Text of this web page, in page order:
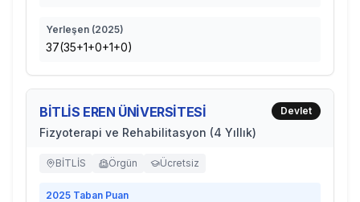
Yerleşen (2025)
37(35+1+0+1+0)
BİTLİS EREN ÜNİVERSİTESİ
Fizyoterapi ve Rehabilitasyon (4 Yıllık)
Devlet
BİTLİS Örgün Ücretsiz
2025 Taban Puan